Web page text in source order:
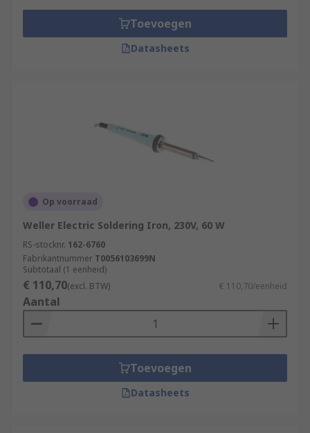
Toevoegen
Datasheets
Op voorraad
Weller Electric Soldering Iron, 230V, 60 W
RS-stocknr. 162-6760
Fabrikantnummer T0056103699N
Subtotaal (1 eenheid)
€ 110,70(excl. BTW) € 110,70/eenheid
Aantal
Toevoegen
Datasheets